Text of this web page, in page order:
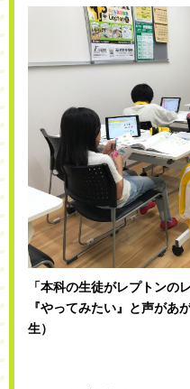
「本科の生徒がレプトンの
『やってみたい』と声があ
生）